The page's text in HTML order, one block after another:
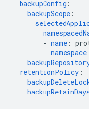
backupConfig :
backupScope :
- name :
namespace :
retentionPolicy :
backupRetainDays